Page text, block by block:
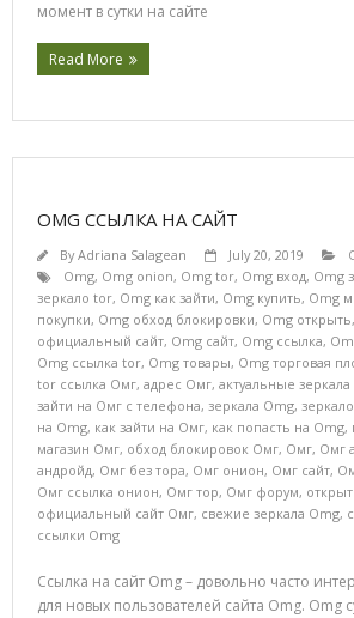
момент в сутки на сайте
Read More
OMG ССЫЛКА НА САЙТ
ByAdriana Salagean July 20, 2019
Omg, Omg onion, Omg tor, Omg вход, Omg
зеркало tor, Omg как зайти, Omg купить, Omg
покупки, Omg обход блокировки, Omg открыть,
официальный сайт, Omg сайт, Omg ссылка,
Omg ссылка tor, Omg товары, Omg торговая
tor ссылка Омг, адрес Омг, актуальные
зайти на Омг с телефона, зеркала Omg,
на Omg, как зайти на Омг, как попасть на Omg,
магазин Омг, обход блокировок Омг, Омг, Омг
андройд, Омг без тора, Омг онион, Омг сайт,
Омг ссылка онион, Омг тор, Омг форум,
официальный сайт Омг, свежие зеркала Omg,
ссылки Omg
Ссылка на сайт Omg – довольно часто
для новых пользователей сайта Omg. Omg